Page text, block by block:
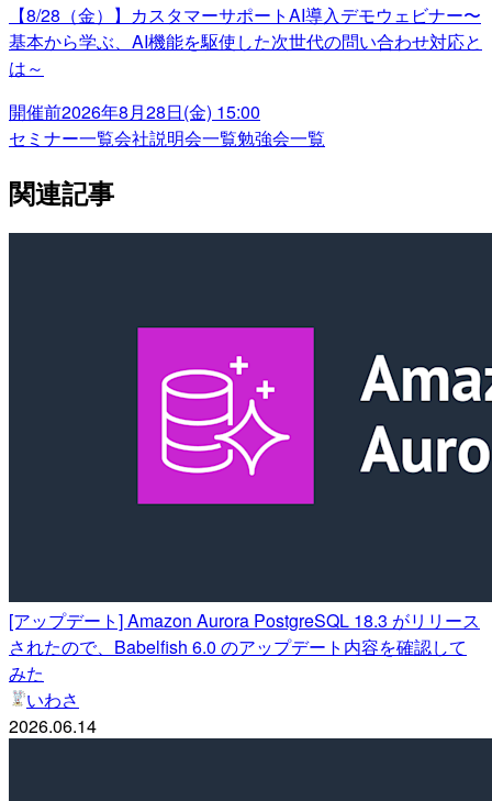
【8/28（金）】カスタマーサポートAI導入デモウェビナー〜
基本から学ぶ、AI機能を駆使した次世代の問い合わせ対応と
は～
開催前2026年8月28日(金) 15:00
セミナー一覧会社説明会一覧勉強会一覧
関連記事
[アップデート] Amazon Aurora PostgreSQL 18.3 がリリース
されたので、Babelfish 6.0 のアップデート内容を確認して
みた
いわさ
2026.06.14